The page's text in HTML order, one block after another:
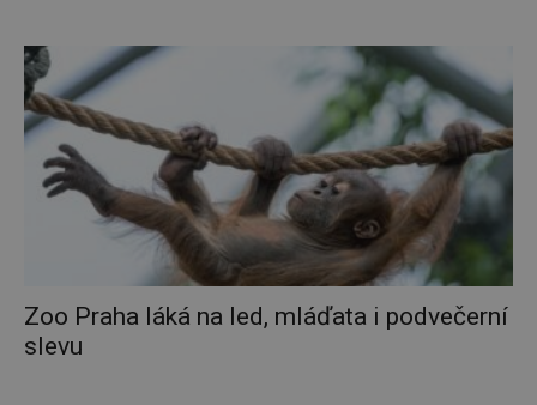
Zoo Praha láká na led, mláďata i podvečerní
slevu